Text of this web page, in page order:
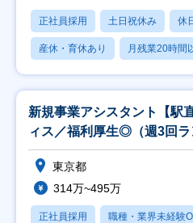
正社員採用 土日祝休み 休
産休・育休あり 月残業20時間
新規事業アシスタント【駅
ィス／福利厚生◎（週3回ラ
東京都
314万~495万
正社員採用 職種・業界未経験